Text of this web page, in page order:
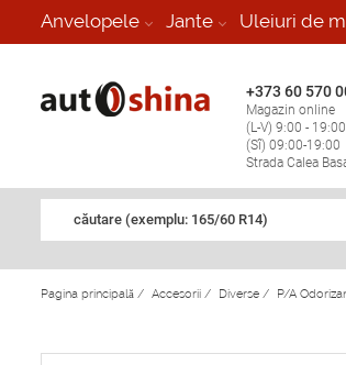
Anvelopele Jante Uleiuri de
+373 60 570
Magazin online
(L-V) 9:00 - 19:00
(Sî) 09:00-19:00
Strada Calea
căutare (exemplu: 165/60 R14)
Pagina principală / Accesorii / Diverse / P/A